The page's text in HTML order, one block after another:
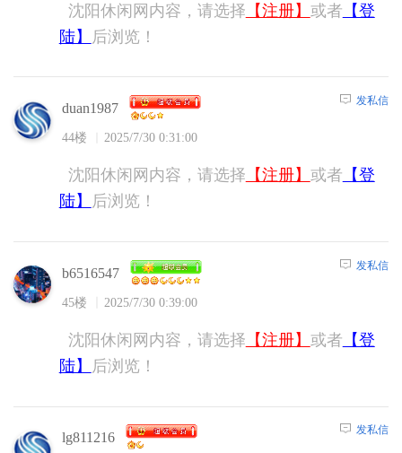
沈阳休闲网内容，请选择 【注册】 或者 【登
陆】
后浏览！
duan1987
44楼 2025/7/30 0:31:00
发私信
沈阳休闲网内容，请选择 【注册】 或者 【登
陆】
后浏览！
b6516547
45楼 2025/7/30 0:39:00
发私信
沈阳休闲网内容，请选择 【注册】 或者 【登
陆】
后浏览！
lg811216 发私信